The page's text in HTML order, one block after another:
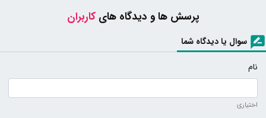
پرسش ها و دیدگاه هایکاربران
سوال یا دیدگاه شما
نام
اختیاری